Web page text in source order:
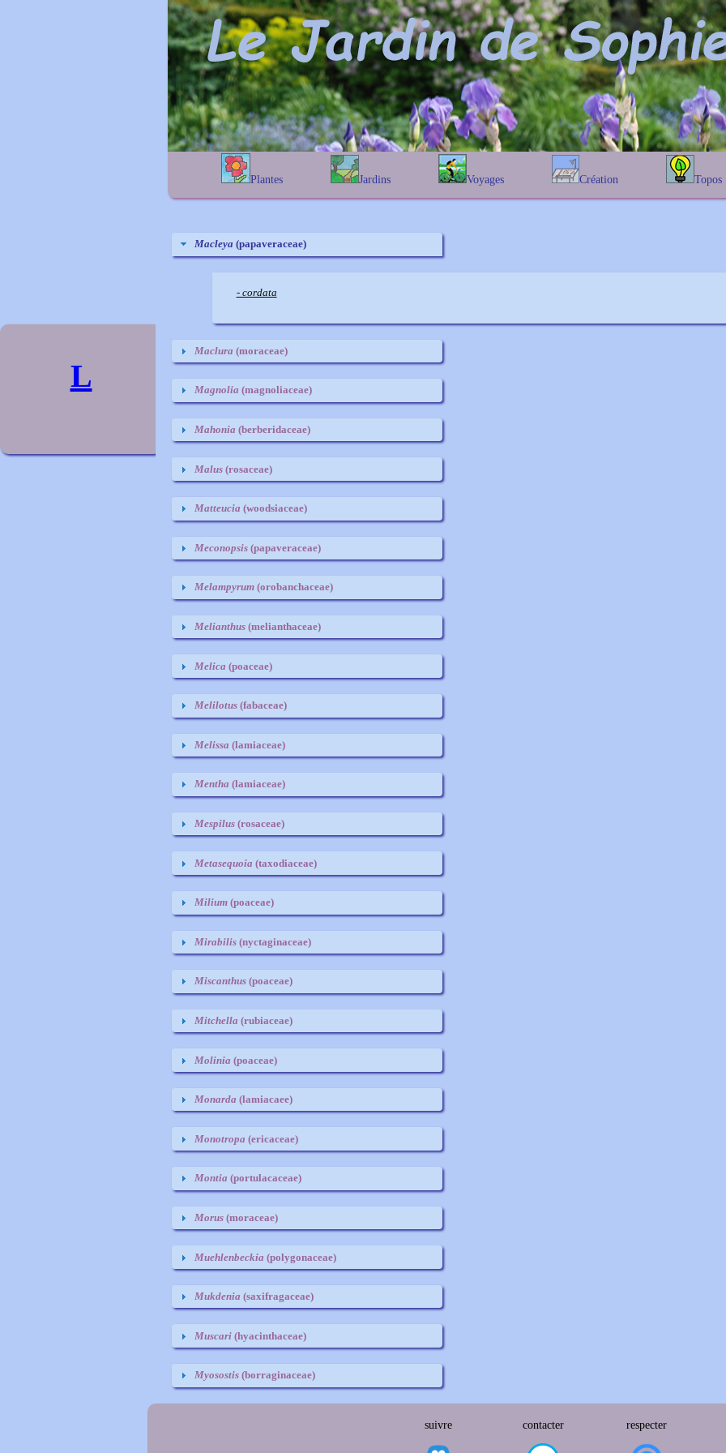
Plantes
A B C D
E
P
Q R S
T
Jardins
alphabétique
Voyages
En Belgique
Au Royaume-Uni
Création
Prairies fleuries
Topos
Les chênes
L
Macleya (papaveraceae)
- cordata
Maclura (moraceae)
Magnolia (magnoliaceae)
Mahonia (berberidaceae)
Malus(rosaceae)
Matteucia (woodsiaceae)
Meconopsis(papaveraceae)
Melampyrum(orobanchaceae)
Melianthus(melianthaceae)
Melica (poaceae)
Melilotus(fabaceae)
Melissa (lamiaceae)
Mentha (lamiaceae)
Mespilus(rosaceae)
Metasequoia (taxodiaceae)
Milium(poaceae)
Mirabilis(nyctaginaceae)
Miscanthus(poaceae)
Mitchella (rubiaceae)
Molinia (poaceae)
Monarda (lamiacaee)
Monotropa (ericaceae)
Montia (portulacaceae)
Morus(moraceae)
Muehlenbeckia (polygonaceae)
Mukdenia (saxifragaceae)
Muscari(hyacinthaceae)
Myosostis(borraginaceae)
suivre contacter respecter